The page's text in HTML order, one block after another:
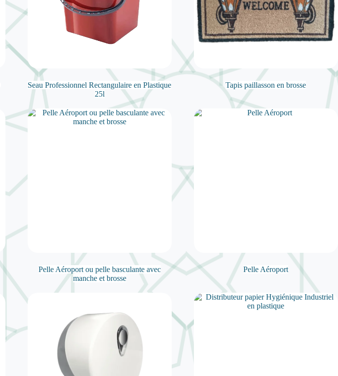
Seau Professionnel Rectangulaire en Plastique
25l
Tapis paillasson en brosse
Pelle Aéroport ou pelle basculante avec
manche et brosse
Pelle Aéroport